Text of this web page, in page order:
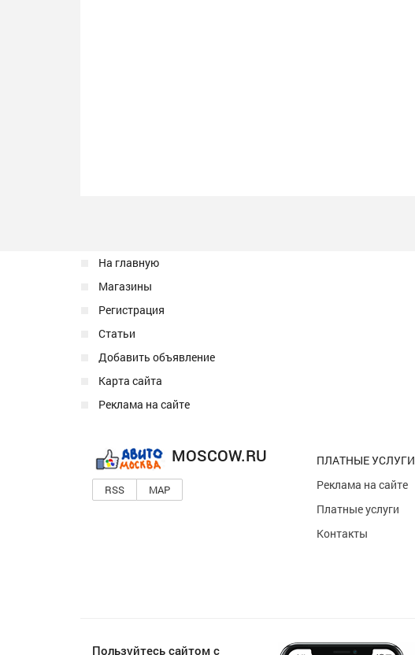
На главную
Магазины
Регистрация
Статьи
Добавить объявление
Карта сайта
Реклама на сайте
MOSCOW.RU
RSS MAP
ПЛАТНЫЕ УСЛУГИ
Реклама на сайте
Платные услуги
Контакты
Пользуйтесь сайтом с